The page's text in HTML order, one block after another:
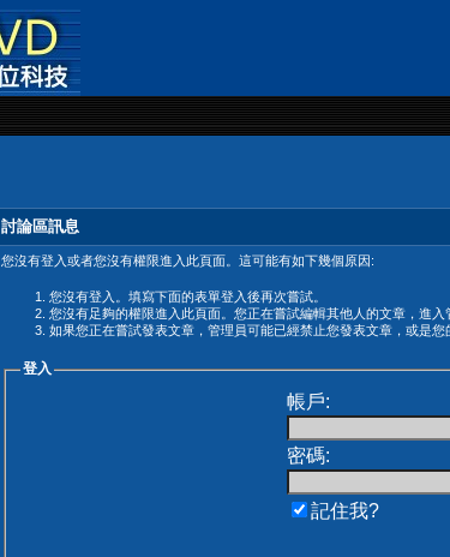
討論區訊息
您沒有登入或者您沒有權限進入此頁面。這可能有如下幾個原因:
您沒有登入。填寫下面的表單登入後再次嘗試。
您沒有足夠的權限進入此頁面。您正在嘗試編輯其他人的文章，進
如果您正在嘗試發表文章，管理員可能已經禁止您發表文章，或是您
登入
帳戶:
密碼:
記住我?